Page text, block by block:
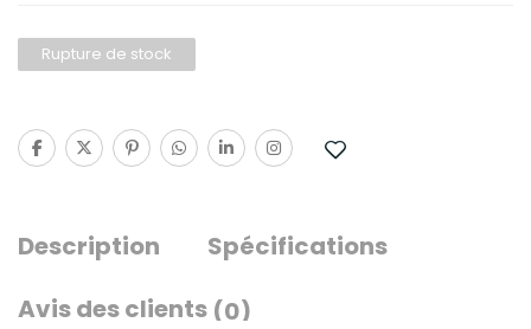
Rupture de stock
Description
Spécifications
Avis des clients (0)